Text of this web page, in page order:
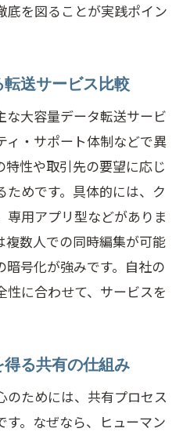
底を図ることが実践ポイン
送サービス比較
な大容量データ転送サービ
ィ・サポート体制などで異
性や取引先の要望に応じ
めです。具体的には、ク
専用アプリ型などがありま
複数人での同時編集が可能
号化が強みです。自社の
に合わせて、サービスを
る共有の仕組み
のためには、共有プロセス
。なぜなら、ヒューマン